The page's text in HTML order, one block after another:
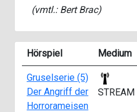
(vmtl.: Bert Brac)
Hörspiel Medium
Gruselserie (5)
Der Angriff der
Horrorameisen
STREAM